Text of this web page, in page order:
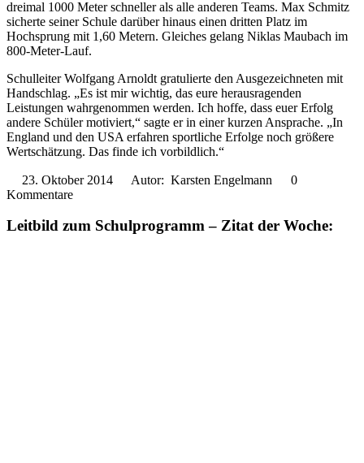
dreimal 1000 Meter schneller als alle anderen Teams. Max Schmitz
sicherte seiner Schule darüber hinaus einen dritten Platz im
Hochsprung mit 1,60 Metern. Gleiches gelang Niklas Maubach im
800-Meter-Lauf.
Schulleiter Wolfgang Arnoldt gratulierte den Ausgezeichneten mit
Handschlag. „Es ist mir wichtig, das eure herausragenden
Leistungen wahrgenommen werden. Ich hoffe, dass euer Erfolg
andere Schüler motiviert,“ sagte er in einer kurzen Ansprache. „In
England und den USA erfahren sportliche Erfolge noch größere
Wertschätzung. Das finde ich vorbildlich.“
23. Oktober 2014 Autor: Karsten Engelmann
0
Kommentare
Leitbild zum Schulprogramm – Zitat der Woche: